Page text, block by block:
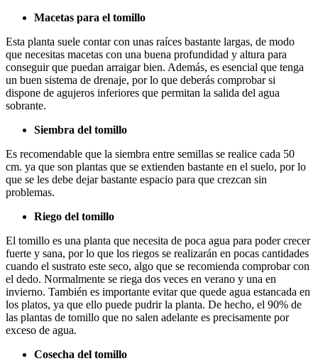
Macetas para el tomillo
Esta planta suele contar con unas raíces bastante largas, de modo
que necesitas macetas con una buena profundidad y altura para
conseguir que puedan arraigar bien. Además, es esencial que tenga
un buen sistema de drenaje, por lo que deberás comprobar si
dispone de agujeros inferiores que permitan la salida del agua
sobrante.
Siembra del tomillo
Es recomendable que la siembra entre semillas se realice cada 50
cm. ya que son plantas que se extienden bastante en el suelo, por lo
que se les debe dejar bastante espacio para que crezcan sin
problemas.
Riego del tomillo
El tomillo es una planta que necesita de poca agua para poder crecer
fuerte y sana, por lo que los riegos se realizarán en pocas cantidades
cuando el sustrato este seco, algo que se recomienda comprobar con
el dedo. Normalmente se riega dos veces en verano y una en
invierno. También es importante evitar que quede agua estancada en
los platos, ya que ello puede pudrir la planta. De hecho, el 90% de
las plantas de tomillo que no salen adelante es precisamente por
exceso de agua.
Cosecha del tomillo